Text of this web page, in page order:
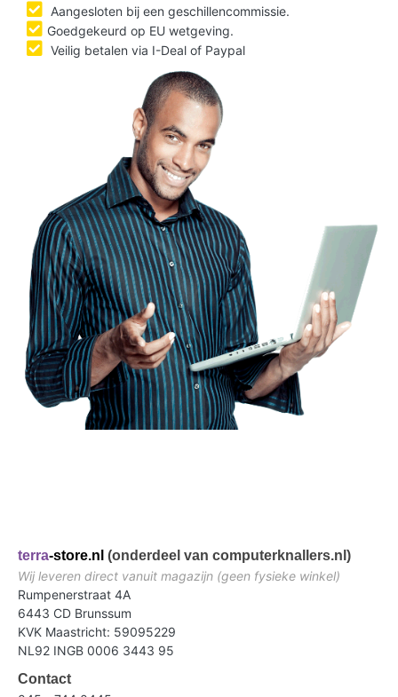
Aangesloten bij een geschillencommissie.
Goedgekeurd op EU wetgeving.
Veilig betalen via I-Deal of Paypal
terra-store.nl (onderdeel van computerknallers.nl)
Wij leveren direct vanuit magazijn (geen fysieke winkel)
Rumpenerstraat 4A
6443 CD Brunssum
KVK Maastricht: 59095229
NL92 INGB 0006 3443 95
Contact